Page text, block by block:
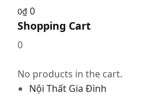
0₫ 0
Shopping Cart
0
No products in the cart.
Nội Thất Gia Đình